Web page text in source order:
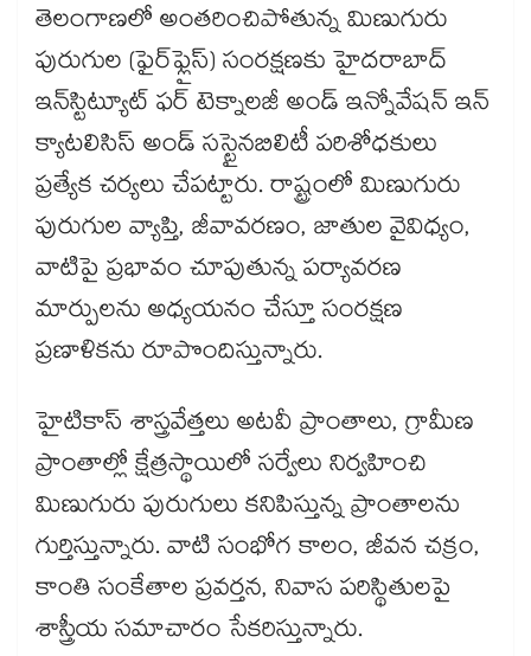
తెలంగాణలో అంతరించిపోతున్న మిణుగురు
పురుగుల (ఫైర్‌ఫ్లైస్) సంరక్షణకు హైదరాబాద్
ఇన్‌స్టిట్యూట్ ఫర్ టెక్నాలజీ అండ్ ఇన్నోవేషన్ ఇన్
క్యాటలిసిస్ అండ్ సస్టైనబిలిటీ పరిశోధకులు
ప్రత్యేక చర్యలు చేపట్టారు. రాష్ట్రంలో మిణుగురు
పురుగుల వ్యాప్తి, జీవావరణం, జాతుల వైవిధ్యం,
వాటిపై ప్రభావం చూపుతున్న పర్యావరణ
మార్పులను అధ్యయనం చేస్తూ సంరక్షణ
ప్రణాళికను రూపొందిస్తున్నారు.
హైటికాస్ శాస్త్రవేత్తలు అటవీ ప్రాంతాలు, గ్రామీణ
ప్రాంతాల్లో క్షేత్రస్థాయిలో సర్వేలు నిర్వహించి
మిణుగురు పురుగులు కనిపిస్తున్న ప్రాంతాలను
గుర్తిస్తున్నారు. వాటి సంభోగ కాలం, జీవన చక్రం,
కాంతి సంకేతాల ప్రవర్తన, నివాస పరిస్థితులపై
శాస్త్రీయ సమాచారం సేకరిస్తున్నారు.